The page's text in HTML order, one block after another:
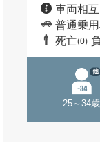
車両相
普通乗
死亡(0)
25～34歳
他